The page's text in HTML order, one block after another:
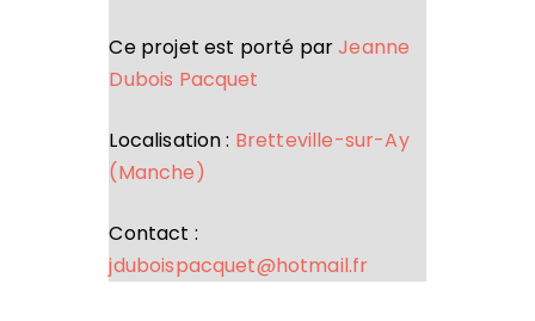
Ce projet est porté parJeanne
Dubois Pacquet
Localisation : Bretteville-sur-Ay
(Manche)
Contact :
jduboispacquet@hotmail.fr